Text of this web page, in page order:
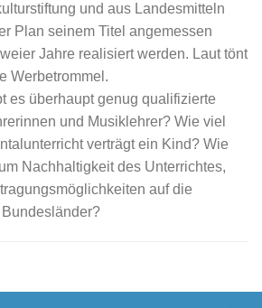
und aus Landesmitteln
Plan seinem Titel angemessen
Jahre realisiert werden. Laut tönt
Werbetrommel.
es überhaupt genug qualifizierte
und Musiklehrer? Wie viel
verträgt ein Kind? Wie
Nachhaltigkeit des Unterrichtes,
auf die